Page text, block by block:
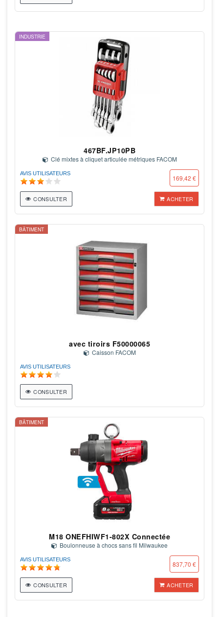
INDUSTRIE
467BF.JP10PB
Clé mixtes à cliquet articulée métriques FACOM
AVIS UTILISATEURS
169,42 €
CONSULTER ACHETER
BÂTIMENT
avec tiroirs F50000065
Caisson FACOM
AVIS UTILISATEURS
CONSULTER
BÂTIMENT
M18 ONEFHIWF1-802X Connectée
Boulonneuse à chocs sans fil Milwaukee
AVIS UTILISATEURS
837,70 €
CONSULTER ACHETER